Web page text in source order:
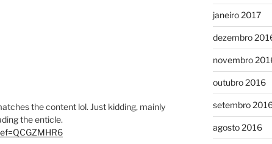
the content lol. Just kidding, mainly
the enticle.
janeiro 2017
dezembro
novembro
outubro 2016
setembro
agosto 2016